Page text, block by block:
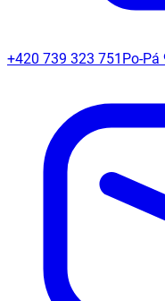
+420 739 323 751 Po-Pá